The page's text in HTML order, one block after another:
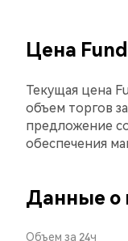
Цена
Текущая цена
объем торгов
предложение
обеспечения
Данные о
Объем за 24ч